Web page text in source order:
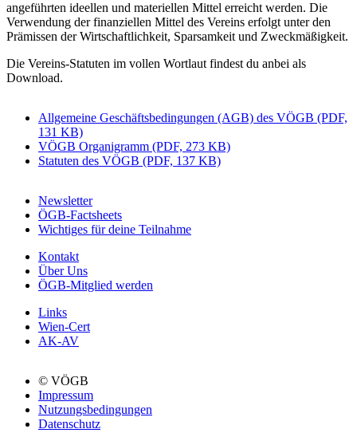
angeführten ideellen und materiellen Mittel erreicht werden. Die
Verwendung der finanziellen Mittel des Vereins erfolgt unter den
Prämissen der Wirtschaftlichkeit, Sparsamkeit und Zweckmäßigkeit.
Die Vereins-Statuten im vollen Wortlaut findest du anbei als
Download.
Allgemeine Geschäftsbedingungen (AGB) des VÖGB (PDF,
131 KB)
VÖGB Organigramm (PDF, 273 KB)
Statuten des VÖGB (PDF, 137 KB)
Newsletter
ÖGB-Factsheets
Wichtiges für deine Teilnahme
Kontakt
Über Uns
ÖGB-Mitglied werden
Links
Wien-Cert
AK-AV
© VÖGB
Impressum
Nutzungsbedingungen
Datenschutz